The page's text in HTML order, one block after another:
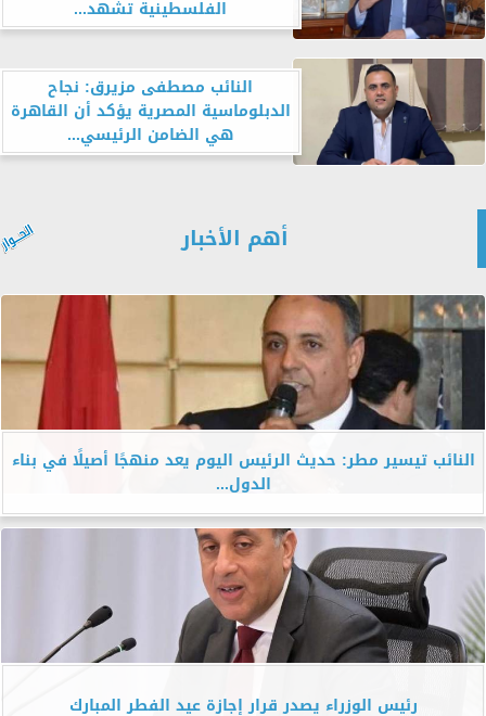
الفلسطينية تشهد...
النائب مصطفى مزيرق: نجاح
الدبلوماسية المصرية يؤكد أن القاهرة
هي الضامن الرئيسي...
أهم الأخبار
النائب تيسير مطر: حديث الرئيس اليوم يعد منهجًا أصيلًا في بناء
الدول...
رئيس الوزراء يصدر قرار إجازة عيد الفطر المبارك